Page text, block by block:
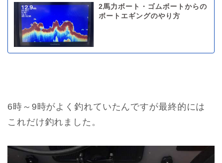
2馬力ボート・ゴムボートからの
ボートエギングのやり方
6時～9時がよく釣れていたんですが最終的には
これだけ釣れました。